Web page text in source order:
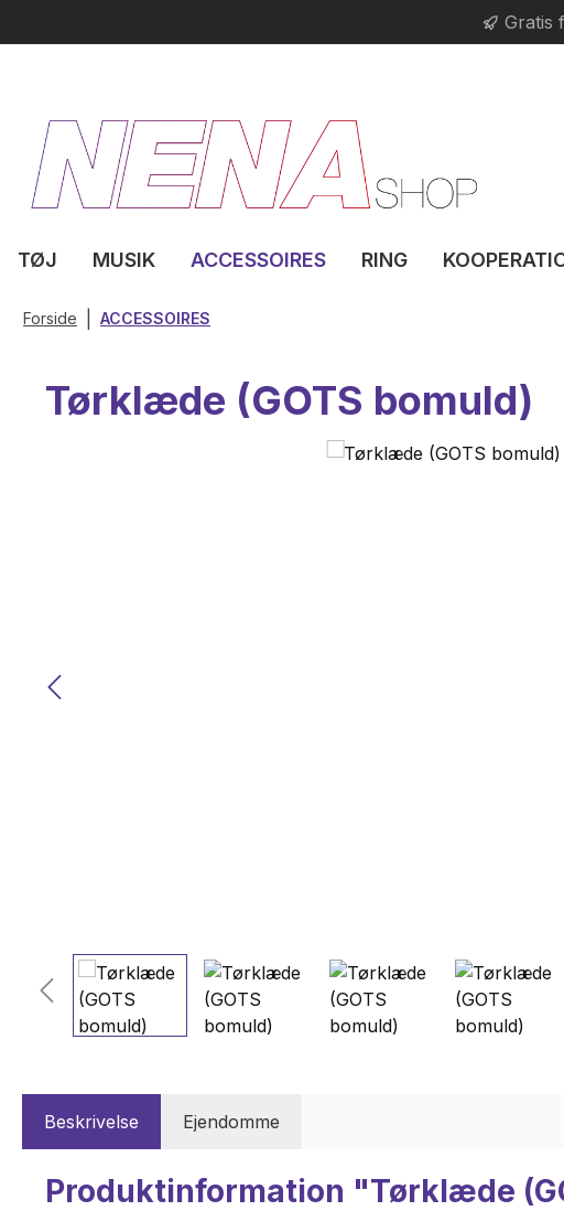
Gratis
TØJ MUSIK ACCESSOIRES RING
Forside ACCESSOIRES
Tørklæde (GOTS bomuld)
Beskrivelse Ejendomme
Produktinformation "Tørklæde